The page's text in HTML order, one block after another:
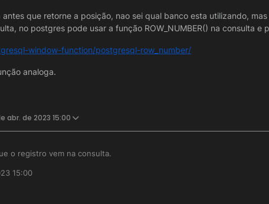
que retorne a posição, nao sei qual banco esta utilizando,
no postgres pode usar a função ROW_NUMBER() na consulta e
window-function/postgresql-row_number/
analoga.
abr. de 2023 15:00
o registro vem na consulta.
/ consulta antes que retorne a posição, nao sei qual banco esta
da linha da consulta, no postgres pode usar a função
15:00